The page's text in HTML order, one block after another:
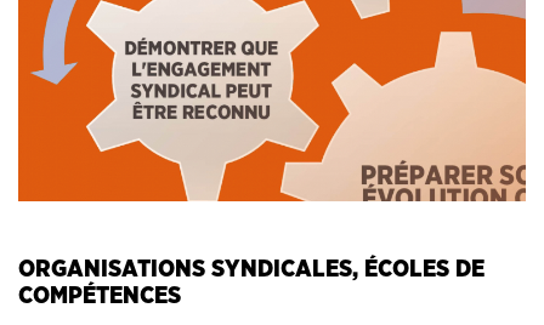
ORGANISATIONS SYNDICALES, ÉCOLES DE
COMPÉTENCES